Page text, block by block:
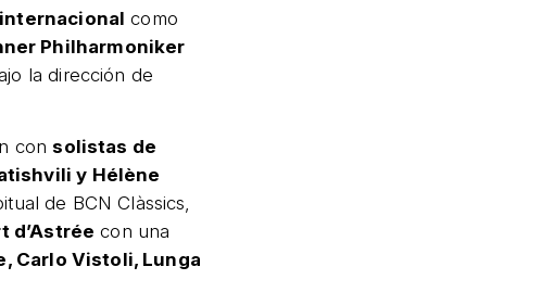
como
Philharmoniker
la dirección de
consolistas de
y Hélène
de BCN Clàssics,
d’Astrée con una
Carlo Vistoli, Lunga